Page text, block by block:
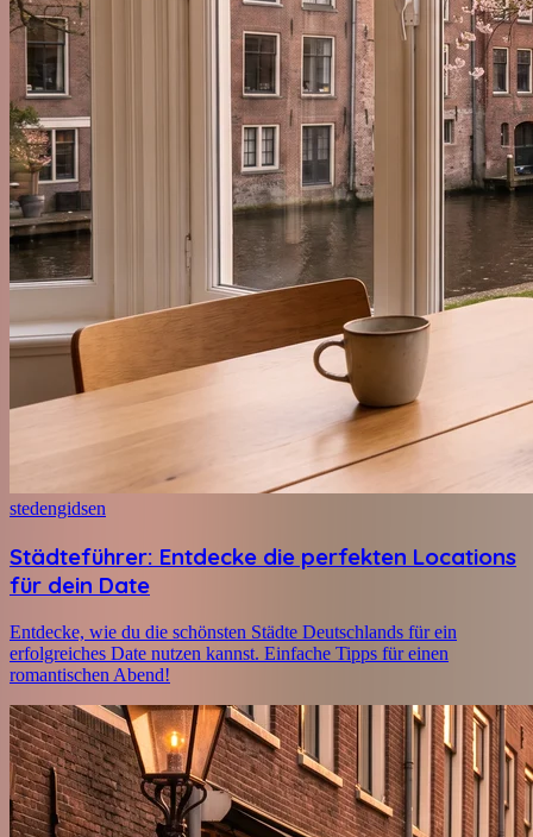
stedengidsen
Städteführer: Entdecke die perfekten Locations
für dein Date
Entdecke, wie du die schönsten Städte Deutschlands für ein
erfolgreiches Date nutzen kannst. Einfache Tipps für einen
romantischen Abend!